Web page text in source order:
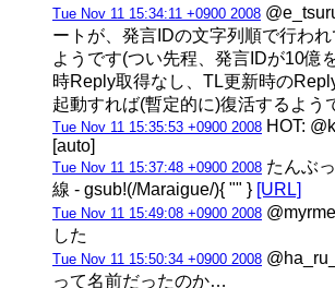
Tue Nov 11 15:34:11 +0900 2008
ートが、発言IDの文字列順で行わ
ようです(つい先程、発言IDが10億
時Reply取得なし、TL更新時の
起動すれば(暫定的に)復活するよう
Tue Nov 11 15:35:53 +0900 2008 HOT:
[auto]
Tue Nov 11 15:37:48 +0900 2008 たんぶ
線 - gsub!(/Maraigue/){ "" } [URL]
Tue Nov 11 15:49:08 +0900 2008
した
Tue Nov 11 15:50:34 +0900 2008
って名前だったのか…